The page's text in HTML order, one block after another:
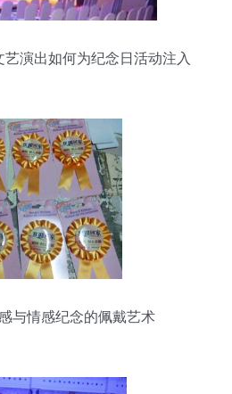
演出如何为纪念日活动注入
与情感纪念的佩戴艺术